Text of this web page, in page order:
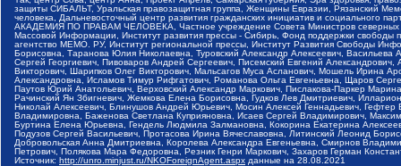
защиты СИБАЛЬТ, Уральская правозащитная группа, Женщины Евразии, Рязанский
человека, Дальневосточный центр развития гражданских инициатив и социального
АКАДЕМИЯ ПО ПРАВАМ ЧЕЛОВЕКА, Частное учреждение Совета Министров северных
Массовой Информации, Институт развития прессы - Сибирь, Фонд поддержки
агентство МЕМО. РУ, Институт региональной прессы, Институт Развития Свободы
Борисовна, Таранова Юлия Николаевна, Туровский Александр Алексеевич,
Сергей Георгиевич, Пивоваров Андрей Сергеевич, Писемский Евгений
Викторович, Шарипков Олег Викторович, Мальсагов Муса Асланович, Мошель Ирина
Александровна, Исламов Тимур Рифгатович, Романова Ольга Евгеньевна, Щаров
Паутов Юрий Анатольевич, Верховский Александр Маркович, Пислакова-Паркер
Рачинский Ян Збигневич, Жемкова Елена Борисовна, Гудков Лев Дмитриевич,
Николай Алексеевич, Блинушов Андрей Юрьевич, Мосин Алексей Геннадьевич,
Владимировна, Баженова Светлана Куприяновна, Исаев Сергей Владимирович,
Буртина Елена Юрьевна, Гендель Людмила Залмановна, Кокорина Екатерина
Подузов Сергей Васильевич, Протасова Ирина Вячеславовна, Литинский Леонид
Добровольская Анна Дмитриевна, Королева Александра Евгеньевна, Смирнов
Петрович, Полякова Мара Федоровна, Резник Генри Маркович, Захаров Герман
Источник: http://unro.minjust.ru/NKOForeignAgent.aspx данные на 28.08.2021